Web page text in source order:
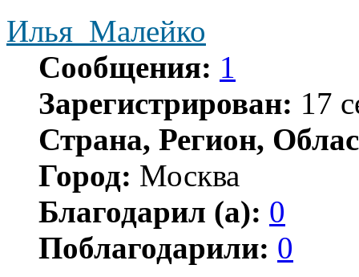
Илья_Малейко
Сообщения: 1
Зарегистрирован: 17
Страна, Регион,
Город: Москва
Благодарил (а): 0
Поблагодарили: 0